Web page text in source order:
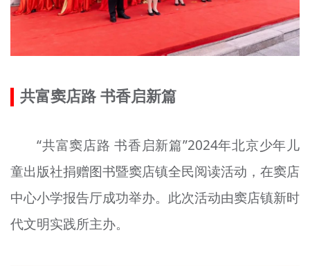
共富窦店路 书香启新篇
“共富窦店路 书香启新篇”2024年北京少年儿
童出版社捐赠图书暨窦店镇全民阅读活动，在窦店
中心小学报告厅成功举办。此次活动由窦店镇新时
代文明实践所主办。